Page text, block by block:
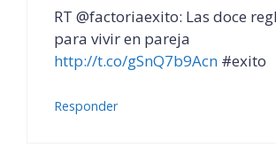
RT @factoriaexito: Las doce
para vivir en pareja
http://t.co/gSnQ7b9Acn #exito
Responder